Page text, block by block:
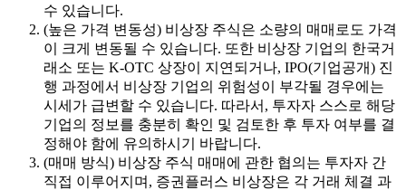
수 있습니다.
(높은 가격 변동성) 비상장 주식은 소량의 매매로도 가격
이 크게 변동될 수 있습니다. 또한 비상장 기업의 한국거
래소 또는 K-OTC 상장이 지연되거나, IPO(기업공개) 진
행 과정에서 비상장 기업의 위험성이 부각될 경우에는
시세가 급변할 수 있습니다. 따라서, 투자자 스스로 해당
기업의 정보를 충분히 확인 및 검토한 후 투자 여부를 결
정해야 함에 유의하시기 바랍니다.
(매매 방식) 비상장 주식 매매에 관한 협의는 투자자 간
직접 이루어지며, 증권플러스 비상장은 각 거래 체결 과